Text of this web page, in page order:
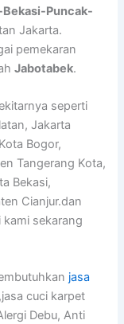
Puncak-
Jakarta.
pemekaran
Jabotabek.
seperti
Jakarta
Bogor,
Tangerang Kota,
Bekasi,
Cianjur.dan
sekarang
jasa
cuci karpet
Debu, Anti